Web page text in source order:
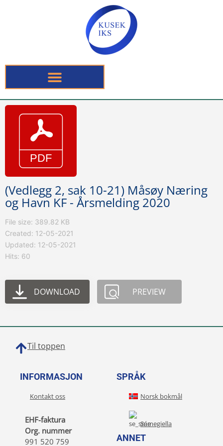
(Vedlegg 2, sak 10-21) Måsøy Næring
og Havn KF - Årsmelding 2020
File size: 389.82 KB
Created: 12-05-2021
Updated: 12-05-2021
Hits: 60
DOWNLOAD PREVIEW
Til toppen
INFORMASJON
Kontakt oss
EHF-faktura
Org. nummer
991 520 759
SPRÅK
Norsk bokmål
Sámegiella
ANNET